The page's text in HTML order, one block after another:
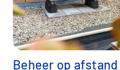
Beheer op afstand